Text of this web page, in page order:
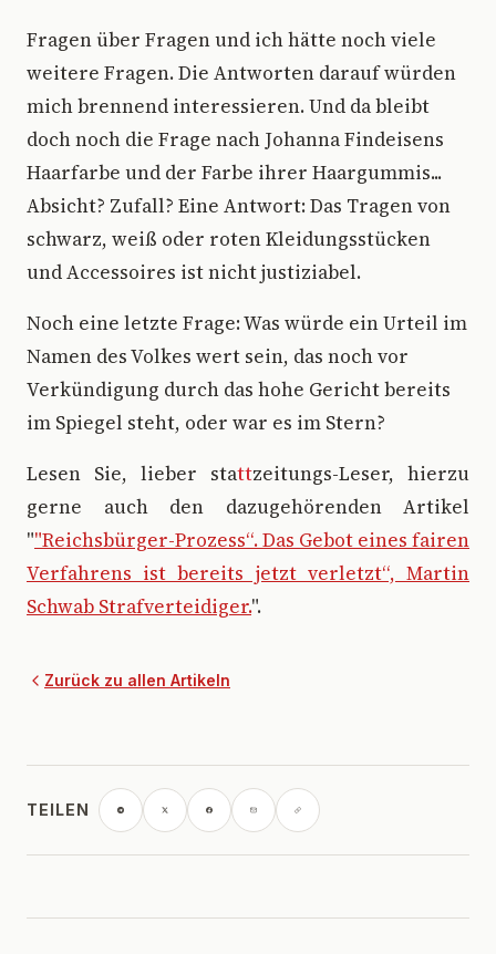
Fragen über Fragen und ich hätte noch viele
weitere Fragen. Die Antworten darauf würden
mich brennend interessieren. Und da bleibt
doch noch die Frage nach Johanna Findeisens
Haarfarbe und der Farbe ihrer Haargummis...
Absicht? Zufall? Eine Antwort: Das Tragen von
schwarz, weiß oder roten Kleidungsstücken
und Accessoires ist nicht justiziabel.
Noch eine letzte Frage: Was würde ein Urteil im
Namen des Volkes wert sein, das noch vor
Verkündigung durch das hohe Gericht bereits
im Spiegel steht, oder war es im Stern?
Lesen Sie, lieber stattzeitungs-Leser, hierzu
gerne auch den dazugehörenden Artikel
""Reichsbürger-Prozess“. Das Gebot eines fairen
Verfahrens ist bereits jetzt verletzt“, Martin
Schwab Strafverteidiger.".
Zurück zu allen Artikeln
TEILEN